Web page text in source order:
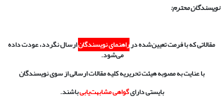
نویسندگان محترم:
مقالاتی که با فرمت تعیین‌شده درراهنمای نویسندگانارسال نگردد، عودت داده
می‌شود.
با عنایت به مصوبه هیئت تحریریهکلیه مقالات ارسالی از سوی نویسندگان
بایستی دارایگواهی مشابهت‌یابیباشند.